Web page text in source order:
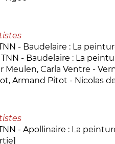
- Baudelaire : La
TNN - Baudelaire : La
Meulen, Carla Ventre -
Armand Pitot - Nicolas
- Apollinaire : La